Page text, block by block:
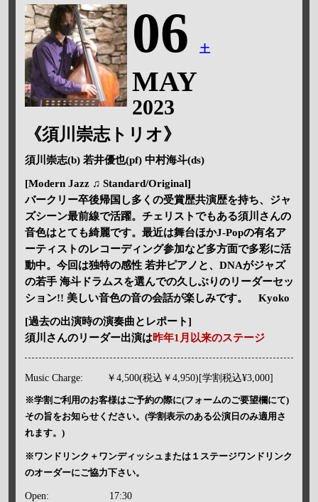
06 土
MAY
2023
《須川崇志トリオ》
須川崇志(b) 若井優也(pf) 中村海斗(ds)
[Modern Jazz ♫ Standard/Original]
バークリー卒後帰国し多くの受賞歴共演歴を持ち、ジャ
ズシーン最前線で活躍。チェリストでもある須川さんの
音色はとても綺麗です。最近は舞台ほかJ-Popの有名ア
ーティストのレコーディング参加など多方面で多彩に活
動中。今回は独特の感性 若井ピアノと、DNAがジャズ
の若手 海斗ドラムスを選んでの久しぶりのリーダーセッ
ション!! 美しい音色の音の会話が楽しみです。 Kyoko
[過去の出演時の演奏曲とレポート]
須川さんのリーダー出演は昨年1月以来のステージ
Music Charge: ￥4,500(税込￥4,950)[学割税込¥3,000]
※学割ご利用のお客様はご予約の際に(フォームのご要望欄にて)
その旨をお知らせください。(学割表示のある公演日のみ適用さ
れます。)
※ワンドリンク＋ワンディッシュまたは１ステージワンドリンク
のオーダーにご協力下さい。
Open: 17:30